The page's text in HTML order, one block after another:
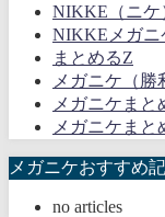
NIKKE（ニケ
NIKKEメガニ
まとめるZ
メガニケ（
メガニケまと
メガニケまと
メガニケおすすめ
no articles